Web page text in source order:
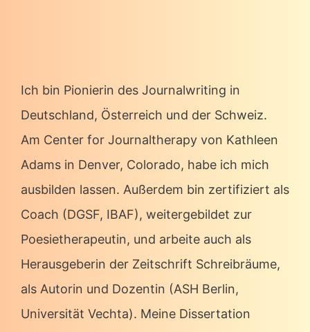
Ich bin Pionierin des Journalwriting in
Deutschland, Österreich und der Schweiz.
Am Center for Journaltherapy von Kathleen
Adams in Denver, Colorado, habe ich mich
ausbilden lassen. Außerdem bin zertifiziert als
Coach (DGSF, IBAF), weitergebildet zur
Poesietherapeutin, und arbeite auch als
Herausgeberin der Zeitschrift Schreibräume,
als Autorin und Dozentin (ASH Berlin,
Universität Vechta). Meine Dissertation